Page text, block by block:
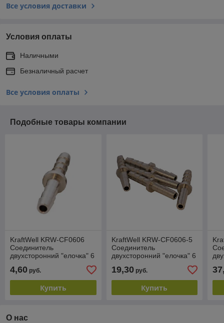
Все условия доставки
Условия оплаты
Наличными
Безналичный расчет
Все условия оплаты
Подобные товары компании
KraftWell KRW-CF0606
Соединитель
двухсторонний "елочка" 6
4,60 руб.
Купить
KraftWell KRW-CF0606-5
Соединитель
двухсторонний "елочка" 6
19,30руб.
Купить
О нас